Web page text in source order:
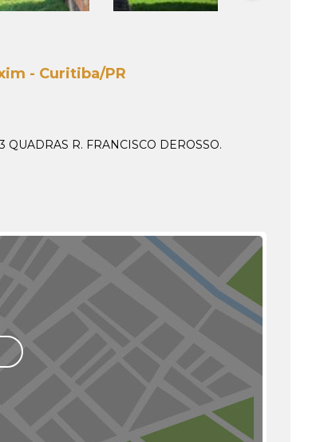
- Curitiba/PR
R. FRANCISCO DEROSSO.